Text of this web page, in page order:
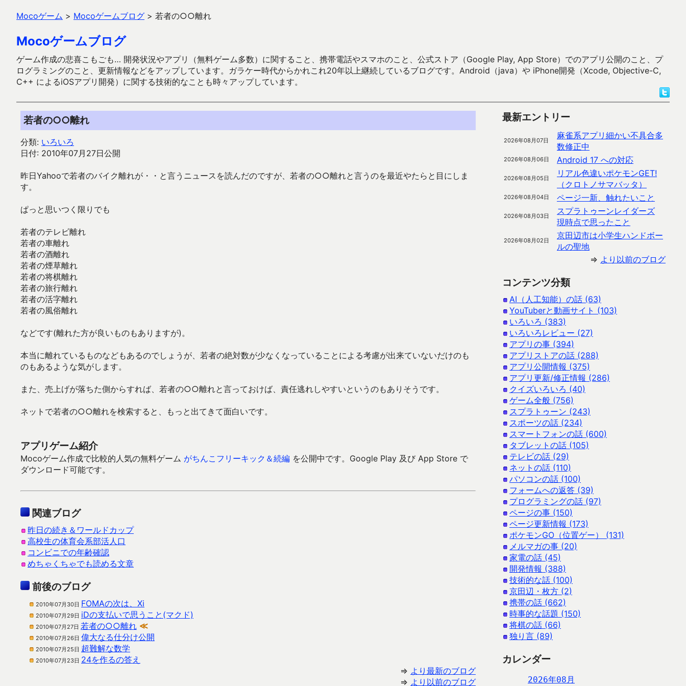
Mocoゲーム > Mocoゲームブログ > 若者の○○離れ
Mocoゲームブログ
ゲーム作成の悲喜こもごも… 開発状況やアプリ（無料ゲーム多数）に関すること、携帯電話やスマホのこと、公式ストア（Google Play, App Store）でのアプリ公開のこと、プ
ログラミングのこと、更新情報などをアップしています。ガラケー時代からかれこれ20年以上継続しているブログです。Android（java）や iPhone開発（Xcode, Objective-C,
C++ によるiOSアプリ開発）に関する技術的なことも時々アップしています。
若者の○○離れ
分類: いろいろ
日付: 2010年07月27日公開
昨日Yahooで若者のバイク離れが・・と言うニュースを読んだのですが、若者の○○離れと言うのを最近やたらと目にしま
す。
ぱっと思いつく限りでも
若者のテレビ離れ
若者の車離れ
若者の酒離れ
若者の煙草離れ
若者の将棋離れ
若者の旅行離れ
若者の活字離れ
若者の風俗離れ
などです(離れた方が良いものもありますが)。
本当に離れているものなどもあるのでしょうが、若者の絶対数が少なくなっていることによる考慮が出来ていないだけのも
のもあるような気がします。
また、売上げが落ちた側からすれば、若者の○○離れと言っておけば、責任逃れしやすいというのもありそうです。
ネットで若者の○○離れを検索すると、もっと出てきて面白いです。
アプリゲーム紹介
Mocoゲーム作成で比較的人気の無料ゲーム がちんこフリーキック＆続編 を公開中です。Google Play 及び App Store で
ダウンロード可能です。
関連ブログ
昨日の続き＆ワールドカップ
高校生の体育会系部活人口
コンビニでの年齢確認
めちゃくちゃでも読める文章
前後のブログ
2010年07月30日 FOMAの次は、Xi
2010年07月29日 iDの支払いで思うこと(マクド)
2010年07月27日 若者の○○離れ ≪
2010年07月26日 偉大なる仕分け公開
2010年07月25日 超難解な数学
2010年07月23日 24を作るの答え
⇒ より最新のブログ
⇒ より以前のブログ
最新エントリー
2026年08月07日
麻雀系アプリ細かい不具合多
数修正中
2026年08月06日 Android 17 への対応
2026年08月05日
リアル色違いポケモンGET!
（クロトノサマバッタ）
2026年08月04日 ページ一新、触れたいこと
2026年08月03日
スプラトゥーンレイダーズ
現時点で思ったこと
2026年08月02日
京田辺市は小学生ハンドボー
ルの聖地
⇒ より以前のブログ
コンテンツ分類
AI（人工知能）の話 (63)
YouTuberと動画サイト (103)
いろいろ (383)
いろいろレビュー (27)
アプリの事 (394)
アプリストアの話 (288)
アプリ公開情報 (375)
アプリ更新/修正情報 (286)
クイズいろいろ (40)
ゲーム全般 (756)
スプラトゥーン (243)
スポーツの話 (234)
スマートフォンの話 (600)
タブレットの話 (105)
テレビの話 (29)
ネットの話 (110)
パソコンの話 (100)
フォームへの返答 (39)
プログラミングの話 (97)
ページの事 (150)
ページ更新情報 (173)
ポケモンGO（位置ゲー） (131)
メルマガの事 (20)
家電の話 (45)
開発情報 (388)
技術的な話 (100)
京田辺・枚方 (2)
携帯の話 (662)
時事的な話題 (150)
将棋の話 (66)
独り言 (89)
カレンダー
2026年08月